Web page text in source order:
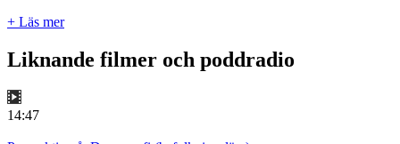
+ Läs mer
Liknande filmer och poddradio
14:47